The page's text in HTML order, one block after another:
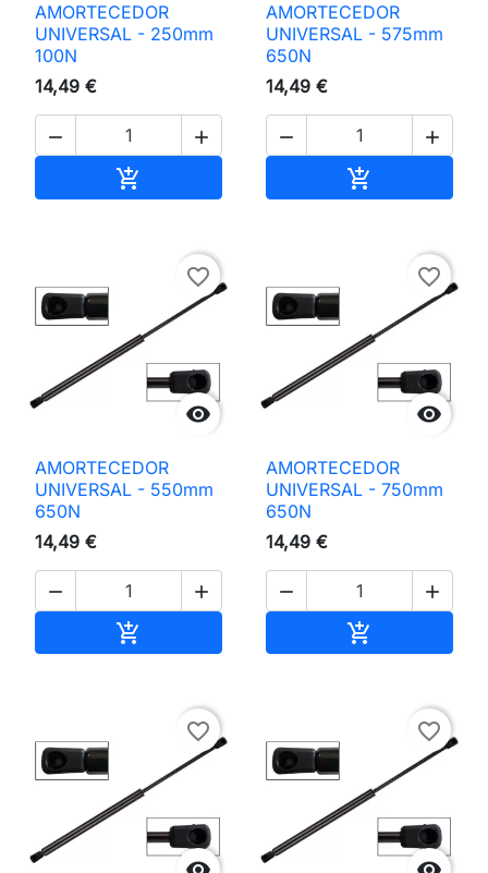
AMORTECEDOR
UNIVERSAL - 250mm
100N
14,49 €
 

AMORTECEDOR
UNIVERSAL - 575mm
650N
14,49 €
 


favorite_border
AMORTECEDOR
UNIVERSAL - 550mm
650N
14,49 €
 


favorite_border
AMORTECEDOR
UNIVERSAL - 750mm
650N
14,49 €
 

favorite_border favorite_border